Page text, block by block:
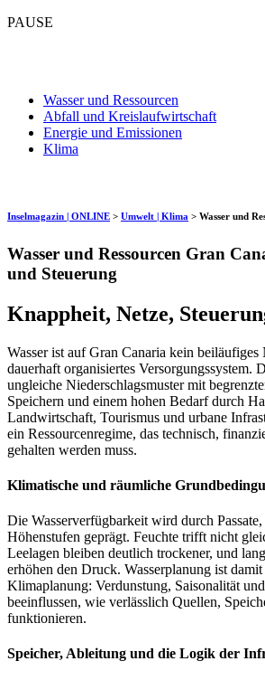
PAUSE
Wasser und Ressourcen
Abfall und Kreislaufwirtschaft
Energie und Emissionen
Klima
Inselmagazin | ONLINE > Umwelt | Klima > Wasser und
Wasser und Ressourcen Gran
und Steuerung
Knappheit, Netze,
Wasser ist auf Gran Canaria kein beiläufiges
dauerhaft organisiertes Versorgungssystem.
ungleiche Niederschlagsmuster mit
Speichern und einem hohen Bedarf durch
Landwirtschaft, Tourismus und urbane
ein Ressourcenregime, das technisch,
gehalten werden muss.
Klimatische und räumliche
Die Wasserverfügbarkeit wird durch
Höhenstufen geprägt. Feuchte trifft nicht
Leelagen bleiben deutlich trockener, und
erhöhen den Druck. Wasserplanung ist
Klimaplanung: Verdunstung, Saisonalität
beeinflussen, wie verlässlich Quellen,
funktionieren.
Speicher, Ableitung und die Logik der